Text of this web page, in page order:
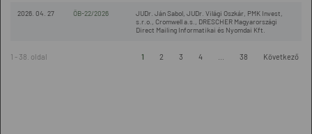
2026. 04. 27 ÖB-22/2026
JUDr. Ján Sabol, JUDr. Világi Oszkár, PMK Invest,
s.r.o., Cromwell a.s., DRESCHER Magyarországi
Direct Mailing Informatikai és Nyomdai Kft.
1 - 38. oldal 1 2 3 4 38 Következő